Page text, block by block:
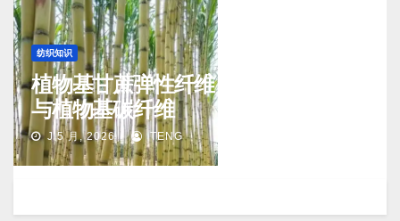
纺织知识
植物基甘蔗弹性纤维（生物基氨纶）
与植物基碳纤维
J 5 月, 2026 TENG